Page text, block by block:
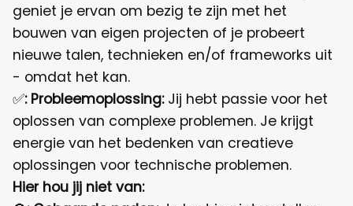
geniet je ervan om bezig te zijn met het
bouwen van eigen projecten of je probeert
nieuwe talen, technieken en/of frameworks uit
- omdat het kan.
✅: Probleemoplossing: Jij hebt passie voor het
oplossen van complexe problemen. Je krijgt
energie van het bedenken van creatieve
oplossingen voor technische problemen.
Hier hou jij niet van: